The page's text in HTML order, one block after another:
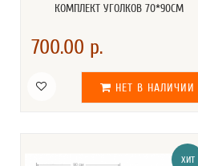
КОМПЛЕКТ УГОЛКОВ 70*90СМ
700.00 р.
НЕТ В НАЛИЧИИ
ХИТ